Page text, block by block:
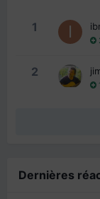
1
2
Dernières